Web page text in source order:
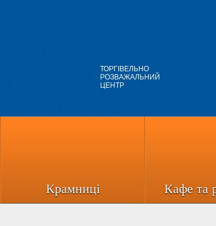
ТОРГІВЕЛЬНО
РОЗВАЖАЛЬНИЙ
ЦЕНТР
Крамниці Кафе та